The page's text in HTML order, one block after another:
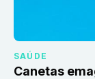
SAÚDE
Canetas